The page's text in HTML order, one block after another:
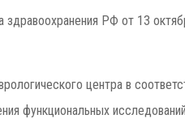
здравоохранения РФ от 13
центра в
функциональных